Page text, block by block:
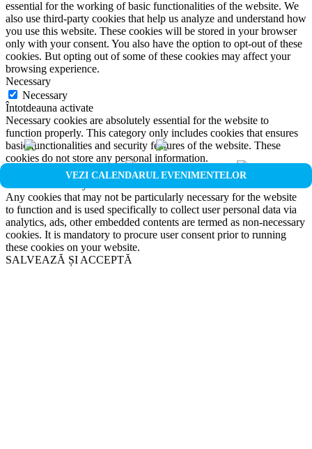
VEZI CALENDARUL EVENIMENTELOR
essential for the working of basic functionalities of the website. We
also use third-party cookies that help us analyze and understand how
you use this website. These cookies will be stored in your browser
only with your consent. You also have the option to opt-out of these
cookies. But opting out of some of these cookies may affect your
browsing experience.
Necessary
Necessary
Întotdeauna activate
Necessary cookies are absolutely essential for the website to
function properly. This category only includes cookies that ensures
basic functionalities and security features of the website. These
cookies do not store any personal information.
Non-necessary
Any cookies that may not be particularly necessary for the website
to function and is used specifically to collect user personal data via
analytics, ads, other embedded contents are termed as non-necessary
cookies. It is mandatory to procure user consent prior to running
these cookies on your website.
SALVEAZĂ ȘI ACCEPTĂ